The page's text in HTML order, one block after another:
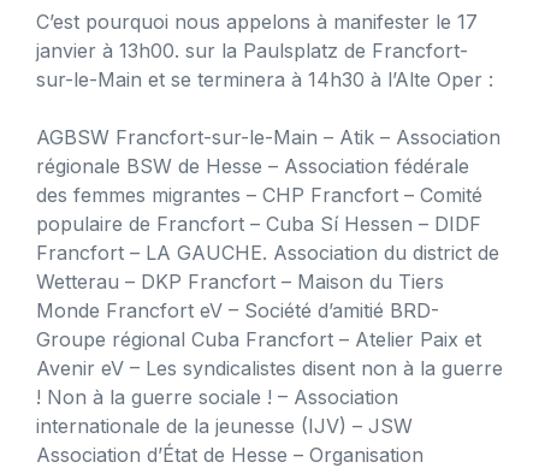
C’est pourquoi nous appelons à manifester le 17
janvier à 13h00. sur la Paulsplatz de Francfort-
sur-le-Main et se terminera à 14h30 à l’Alte Oper :
AGBSW Francfort-sur-le-Main – Atik – Association
régionale BSW de Hesse – Association fédérale
des femmes migrantes – CHP Francfort – Comité
populaire de Francfort – Cuba Sí Hessen – DIDF
Francfort – LA GAUCHE. Association du district de
Wetterau – DKP Francfort – Maison du Tiers
Monde Francfort eV – Société d’amitié BRD-
Groupe régional Cuba Francfort – Atelier Paix et
Avenir eV – Les syndicalistes disent non à la guerre
! Non à la guerre sociale ! – Association
internationale de la jeunesse (IJV) – JSW
Association d’État de Hesse – Organisation